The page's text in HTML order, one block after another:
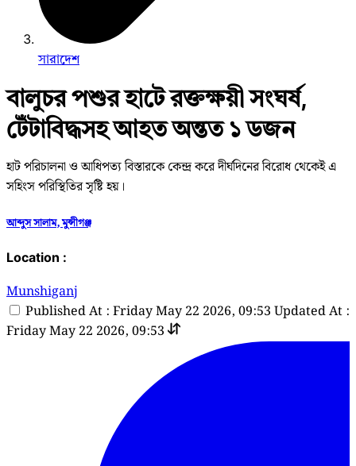
সারাদেশ
বালুচর পশুর হাটে রক্তক্ষয়ী সংঘর্ষ,
টেঁটাবিদ্ধসহ আহত অন্তত ১ ডজন
হাট পরিচালনা ও আধিপত্য বিস্তারকে কেন্দ্র করে দীর্ঘদিনের বিরোধ থেকেই এ
সহিংস পরিস্থিতির সৃষ্টি হয়।
আব্দুস সালাম, মুন্সীগঞ্জ
Location :
Munshiganj
Published At : Friday May 22 2026, 09:53 Updated At :
Friday May 22 2026, 09:53